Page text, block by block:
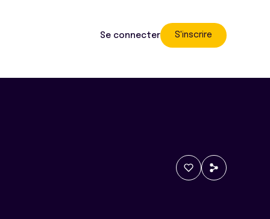
Se connecter S'inscrire